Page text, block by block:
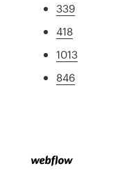
339
418
1013
846